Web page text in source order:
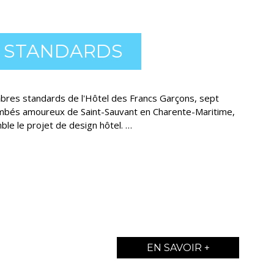
standards de l'Hôtel des Francs Garçons, sept
amoureux de Saint-Sauvant en Charente-Maritime,
le projet de design hôtel. …
EN SAVOIR +